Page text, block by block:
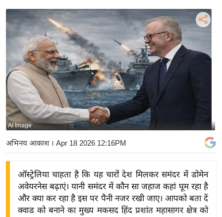
र
रा
य
अं
त
र्रा
ष्ट्री
य
बि
ज़
द्यो
AI Image
अभिनय आकाश। Apr 18 2026 12:16PM
ऑस्ट्रेलिया चाहता है कि यह चारों देश मिलकर समंदर में डोमेन
अवेयरनेस बढ़ाएं। यानी समंदर में कौन सा जहाज कहां घूम रहा है
और क्या कर रहा है इस पर पैनी नजर रखी जाए। आपको बता दें
क्वाड को बनाने का मुख्य मकसद हिंद प्रशांत महासागर क्षेत्र को